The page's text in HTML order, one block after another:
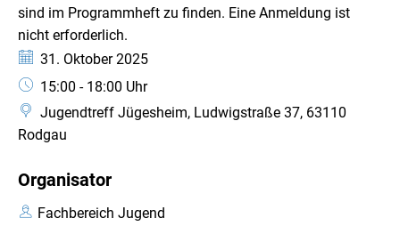
sind im Programmheft zu finden. Eine Anmeldung ist
nicht erforderlich.
Datum:
31. Oktober 2025
Uhrzeit:
15:00 - 18:00 Uhr
Jugendtreff Jügesheim, Ludwigstraße 37, 63110
Rodgau
Organisator
Fachbereich Jugend